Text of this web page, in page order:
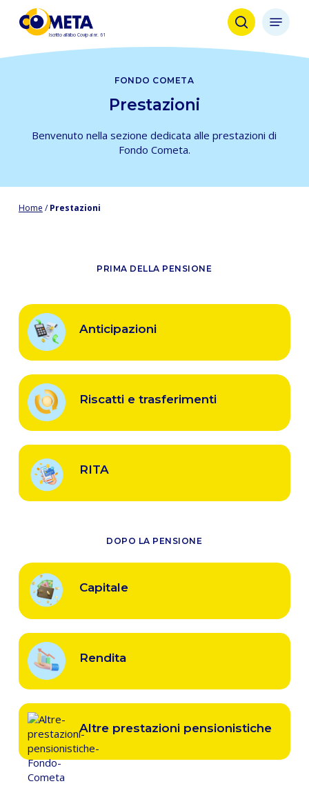
content
search
Menu
FONDO COMETA
Prestazioni
Benvenuto nella sezione dedicata alle prestazioni di
Fondo Cometa.
Home /Prestazioni
PRIMA DELLA PENSIONE
Anticipazioni
Riscatti e trasferimenti
RITA
DOPO LA PENSIONE
Capitale
Rendita
Altre
prestazioni
pensionistiche
Altre prestazioni pensionistiche